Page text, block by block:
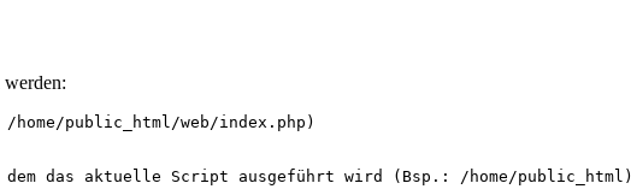
werden:
public_html/web/index.php)
das aktuelle Script ausgeführt wird (Bsp.: /home/public_html)